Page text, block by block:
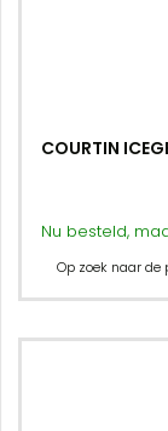
COURTIN
Nu besteld,
Op zoek naar de